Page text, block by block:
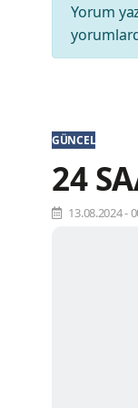
Yorum
GÜNCEL
24
13.08.2024 -